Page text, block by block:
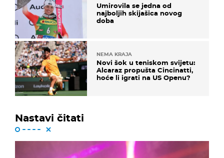
Umirovila se jedna od
najboljih skijašica novog
doba
NEMA KRAJA
Novi šok u teniskom svijetu:
Alcaraz propušta Cincinatti,
hoće li igrati na US Openu?
Nastavi čitati